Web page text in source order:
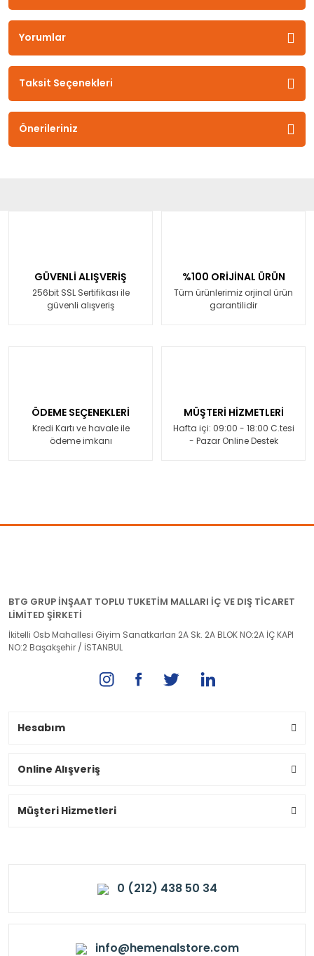
Yorumlar
Taksit Seçenekleri
Önerileriniz
GÜVENLİ ALIŞVERİŞ
256bit SSL Sertifikası ile
güvenli alışveriş
%100 ORİJİNAL ÜRÜN
Tüm ürünlerimiz orjinal ürün
garantilidir
ÖDEME SEÇENEKLERİ
Kredi Kartı ve havale ile
ödeme imkanı
MÜŞTERİ HİZMETLERİ
Hafta içi: 09:00 - 18:00 C.tesi
- Pazar Online Destek
BTG GRUP İNŞAAT TOPLU TUKETİM MALLARI İÇ VE DIŞ TİCARET
LİMİTED ŞİRKETİ
İkitelli Osb Mahallesi Giyim Sanatkarları 2A Sk. 2A BLOK NO:2A İÇ KAPI
NO:2 Başakşehir / İSTANBUL
Hesabım
Online Alışveriş
Müşteri Hizmetleri
0 (212) 438 50 34
info@hemenalstore.com